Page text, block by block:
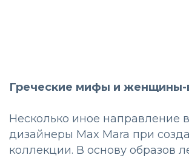
Греческие мифы и женщины-
Несколько иное направление
дизайнеры Max Mara при
коллекции. В основу образов